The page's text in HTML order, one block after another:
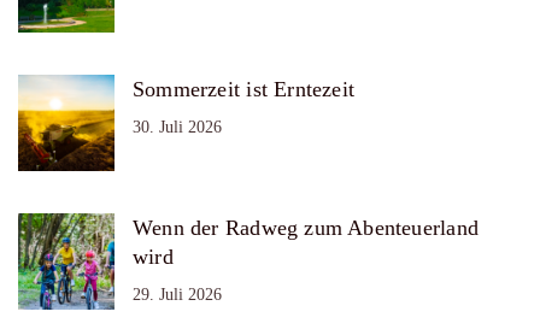
Sommerzeit ist Erntezeit
30. Juli 2026
Wenn der Radweg zum Abenteuerland
wird
29. Juli 2026